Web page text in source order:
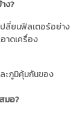
ง?
ปลี่ยนฟิลเตอร์อย่าง
าดเครื่อง
ะภูมิคุ้มกันของ
มอ?